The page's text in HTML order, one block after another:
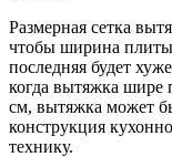
Размерная сетка
чтобы ширина
последняя будет
когда вытяжка
см, вытяжка может
конструкция
технику.